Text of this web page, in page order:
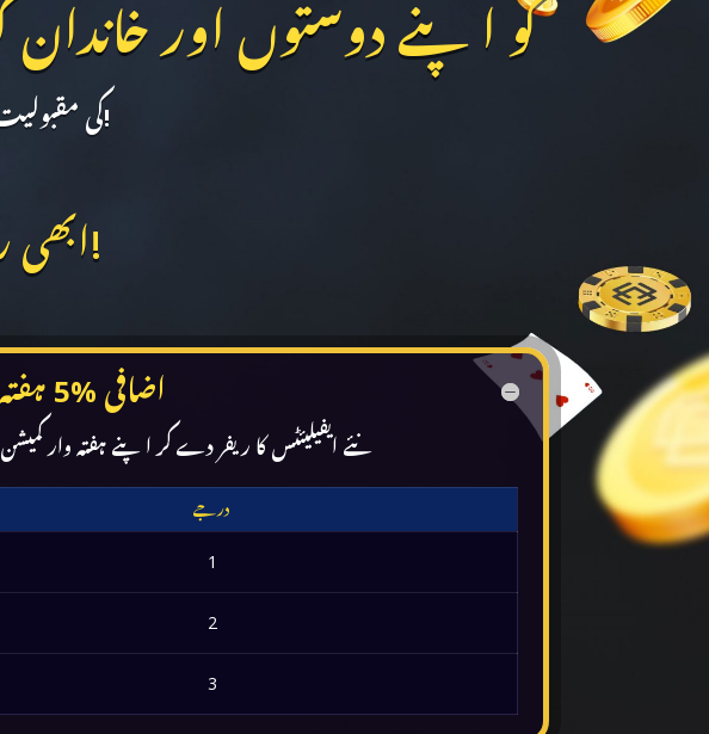
کو اپنے دوستوں اور
کی مقبولیت کو اگلے درجے تک بڑھاتے ہیں!
ابھی ریفرکرنا شروع کریں!
اضافی %5 ہفتہ وار کمیشن کیسے حاصل کیا جائے؟
نئے ایفیلیئٹس کا ریفر دے کر اپنے ہفتہ وار کمیشن میں
درجے
1
2
3